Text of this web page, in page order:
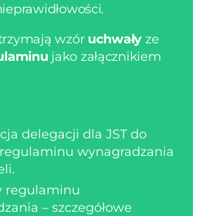
wzór uchwały ze
jako załącznikiem
delegacji dla JST do
wynagradzania
regulaminu
– szczegółowe